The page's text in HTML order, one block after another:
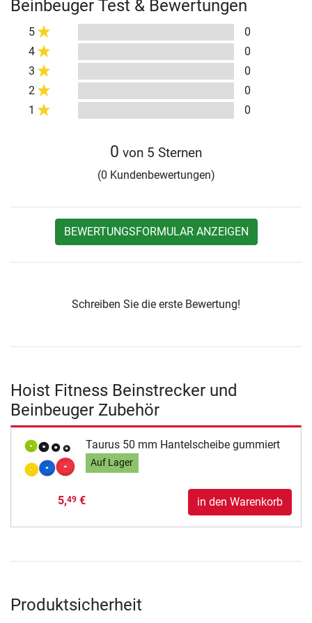
Beinbeuger Test & Bewertungen
5
0
4
0
3
0
2
0
1
0
0 von 5 Sternen
(0 Kundenbewertungen)
BEWERTUNGSFORMULAR ANZEIGEN
Schreiben Sie die erste Bewertung!
Hoist Fitness Beinstrecker und
Beinbeuger Zubehör
Taurus 50 mm Hantelscheibe gummiert
Auf Lager
5,49€ in den Warenkorb
Produktsicherheit